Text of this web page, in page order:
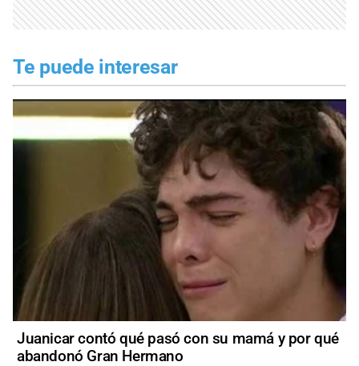
Te puede interesar
Juanicar contó qué pasó con su mamá y por qué
abandonó Gran Hermano